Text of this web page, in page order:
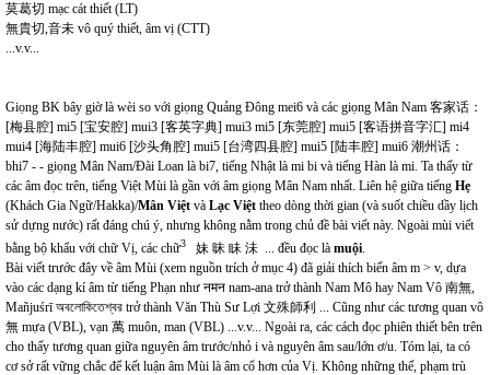
莫葛切 mạc cát thiết (LT)
無貴切,音未 vô quý thiết, âm vị (CTT)
...v.v...
Giọng BK bây giờ là wèi so với giọng Quảng Đông mei6 và các giọng Mân Nam 客家话：
[梅县腔] mi5 [宝安腔] mui3 [客英字典] mui3 mi5 [东莞腔] mui5 [客语拼音字汇] mi4
mui4 [海陆丰腔] mui6 [沙头角腔] mui5 [台湾四县腔] mui5 [陆丰腔] mui6 潮州话：
bhi7 - - giọng Mân Nam/Đài Loan là bi7, tiếng Nhật là mi bi và tiếng Hàn là mi. Ta thấy từ
các âm đọc trên, tiếng Việt Mùi là gần với âm giọng Mân Nam nhất. Liên hệ giữa tiếng Hẹ
(Khách Gia Ngữ/Hakka)/Mân Việt và Lạc Việt theo dòng thời gian (và suốt chiều dầy lịch
sử dựng nước) rất đáng chú ý, nhưng không nằm trong chủ đề bài viết này. Ngoài mùi viết
bằng bộ khẩu với chữ Vị, các chữ3 妹 昧 眛 沬 ... đều đọc là muội.
Bài viết trước đây về âm Mùi (xem nguồn trích ở mục 4) đã giải thích biến âm m > v, dựa
vào các dạng kí âm từ tiếng Phạn như नमन nam-ana trở thành Nam Mô hay Nam Vô 南無,
Mañjuśrī অবলোকিতেশ্বর trở thành Văn Thù Sư Lợi 文殊師利 ... Cũng như các tương quan vô
無 mựa (VBL), vạn 萬 muôn, man (VBL) ...v.v... Ngoài ra, các cách đọc phiên thiết bên trên
cho thấy tương quan giữa nguyên âm trước/nhỏ i và nguyên âm sau/lớn ơ/u. Tóm lại, ta có
cơ sở rất vững chắc để kết luận âm Mùi là âm cổ hơn của Vị. Không những thế, phạm trù